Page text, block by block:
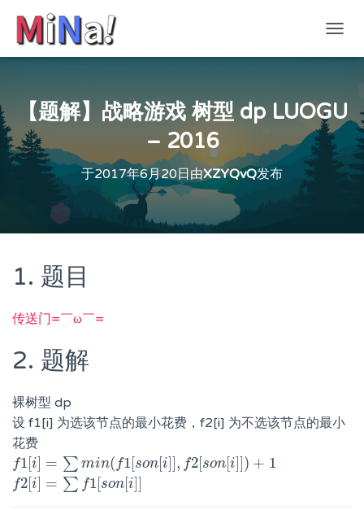
换
【题解】战略游戏 树型 dp LUOGU
– 2016
于2017年6月20日由XZYQvQ发布
1. 题目
传送门=￣ω￣=
2. 题解
裸树型 dp
设 f1[i] 为选该节点的最小花费，f2[i] 为不选该节点的最小
花费
f1[i] = ∑ min( f1[son[i]], f2[son[i]]) + 1
f1[ i] ∑min( f1[son[i] ],f2[ so n [i]] )+1
f2[i] = ∑ f1[son[i]]
f2[ i] ∑f 1[ s on i]]